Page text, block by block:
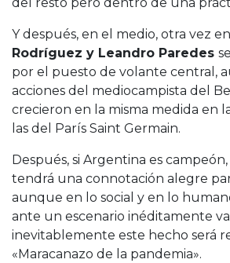
Y después, en el medio, otra vez
Rodríguez y Leandro Paredes
por el puesto de volante central,
acciones del mediocampista del
crecieron en la misma medida en
las del París Saint Germain.
Después, si Argentina es
tendrá una connotación alegre
aunque en lo social y en lo
ante un escenario inéditamente
inevitablemente este hecho será
«Maracanazo de la pandemia».